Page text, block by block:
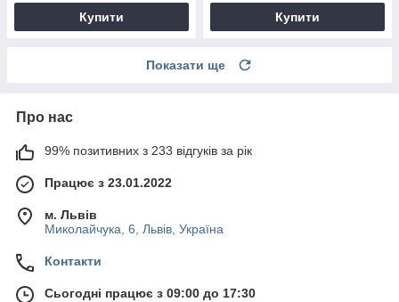
Купити Купити
Показати ще
Про нас
99% позитивних з 233 відгуків за рік
Працює з 23.01.2022
м. Львів
Миколайчука, 6, Львів, Україна
Контакти
Сьогодні працює з 09:00 до 17:30